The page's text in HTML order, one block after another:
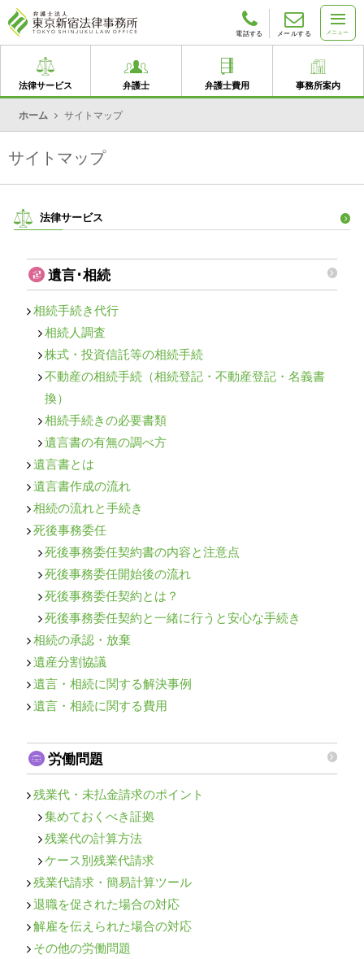
電話する メールする メニュー
法律サービス 弁護士 弁護士費用 事務所案内
ホーム サイトマップ
サイトマップ
法律サービス
遺言･相続
相続手続き代行
相続人調査
株式・投資信託等の相続手続
不動産の相続手続（相続登記・不動産登記・名義書
換）
相続手続きの必要書類
遺言書の有無の調べ方
遺言書とは
遺言書作成の流れ
相続の流れと手続き
死後事務委任
死後事務委任契約書の内容と注意点
死後事務委任開始後の流れ
死後事務委任契約とは？
死後事務委任契約と一緒に行うと安心な手続き
相続の承認・放棄
遺産分割協議
遺言・相続に関する解決事例
遺言・相続に関する費用
労働問題
残業代・未払金請求のポイント
集めておくべき証拠
残業代の計算方法
ケース別残業代請求
残業代請求・簡易計算ツール
退職を促された場合の対応
解雇を伝えられた場合の対応
その他の労働問題